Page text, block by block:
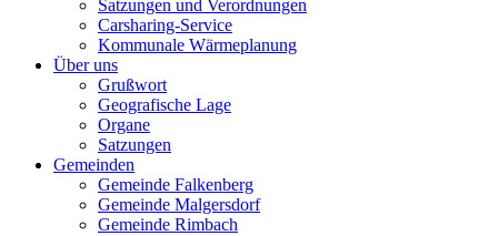
Satzungen und Verordnungen
Carsharing-Service
Kommunale Wärmeplanung
Über uns
Grußwort
Geografische Lage
Organe
Satzungen
Gemeinden
Gemeinde Falkenberg
Gemeinde Malgersdorf
Gemeinde Rimbach